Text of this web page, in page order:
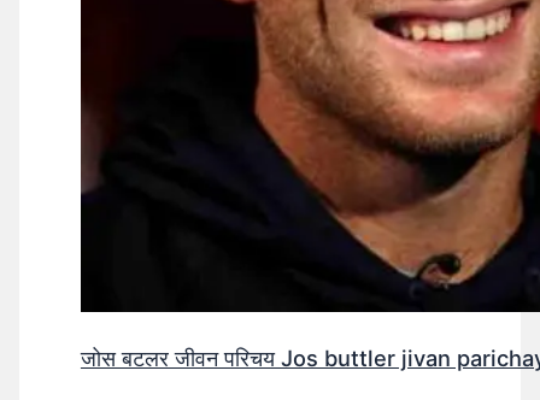
जोस बटलर जीवन परिचय Jos buttler jivan